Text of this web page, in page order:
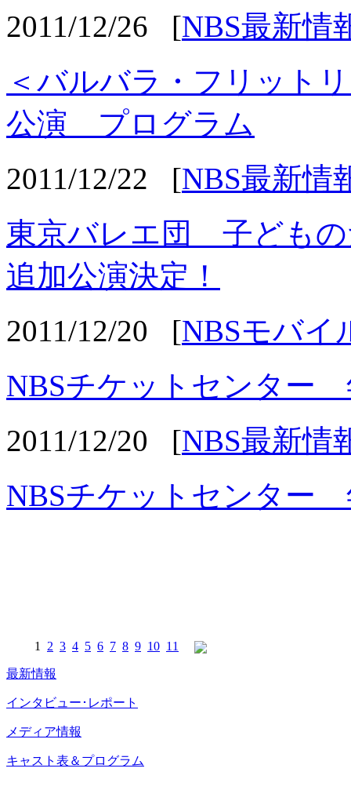
2011/12/26 [NBS最新情
＜バルバラ・フリット
公演 プログラム
2011/12/22 [NBS最新情
東京バレエ団 子どもの
追加公演決定！
2011/12/20 [NBSモバイ
NBSチケットセンター
2011/12/20 [NBS最新情
NBSチケットセンター
1 2 3 4 5 6 7 8 9 10 11
最新情報
インタビュー･レポート
メディア情報
キャスト表＆プログラム